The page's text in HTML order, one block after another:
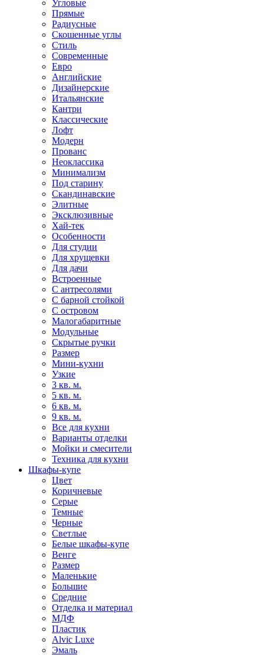
Угловые
Прямые
Радиусные
Скошенные углы
Стиль
Современные
Евро
Английские
Дизайнерские
Итальянские
Кантри
Классические
Лофт
Модерн
Прованс
Неоклассика
Минимализм
Под старину
Скандинавские
Элитные
Эксклюзивные
Хай-тек
Особенности
Для студии
Для хрущевки
Для дачи
Встроенные
С антресолями
С барной стойкой
С островом
Малогабаритные
Модульные
Скрытые ручки
Размер
Мини-кухни
Узкие
3 кв. м.
5 кв. м.
6 кв. м.
9 кв. м.
Все для кухни
Варианты отделки
Мойки и смесители
Техника для кухни
Шкафы-купе
Цвет
Коричневые
Серые
Темные
Черные
Светлые
Белые шкафы-купе
Венге
Размер
Маленькие
Большие
Средние
Отделка и материал
МДФ
Пластик
Alvic Luxe
Эмаль